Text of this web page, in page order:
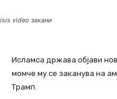
isis video закани
Исламса држава објави
момче му се заканува на
Трамп.